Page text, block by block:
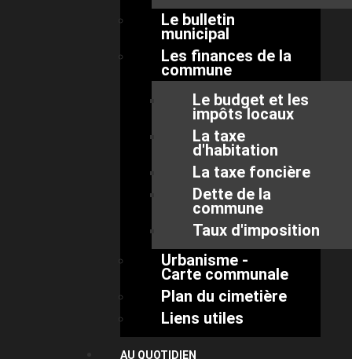
Le bulletin
municipal
Les finances de la
commune
Le budget et les
impôts locaux
La taxe
d'habitation
La taxe foncière
Dette de la
commune
Taux d'imposition
Urbanisme -
Carte communale
Plan du cimetière
Liens utiles
AU QUOTIDIEN